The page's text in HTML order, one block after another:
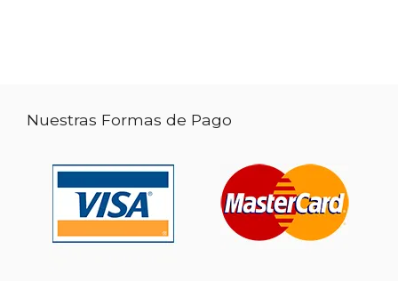
Nuestras Formas de Pago